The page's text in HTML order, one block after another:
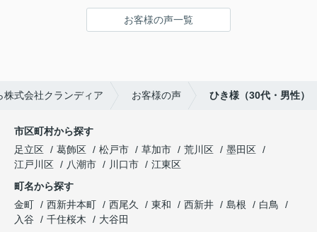
手続きまわりの連絡が少し遅いように感じました。
お客様の声一覧
式会社クランディア お客様の声 ひき様（30代・男性）
市区町村から探す
足立区
葛飾区 松戸市 草加市 荒川区
墨田区
江戸川区
八潮市 川口市
江東区
町名から探す
金町
西新井本町 西尾久 東和 西新井 島根
白鳥
入谷
千住桜木
大谷田